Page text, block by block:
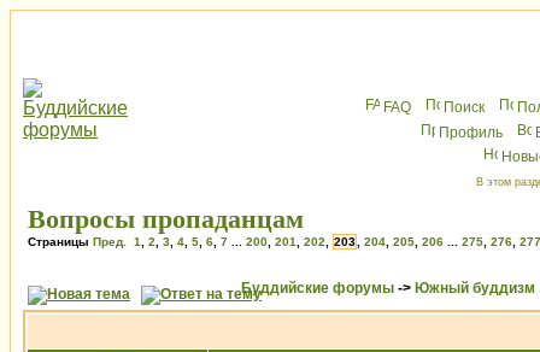
FAQ Поиск
Профиль
В этом
Вопросы пропаданцам
Страницы Пред. 1 2 3 4 5 6 7 200 201 202 203 204 205 206 275 276 277
Буддийские форумы -> Южный буддизм